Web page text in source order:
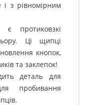
з рівномірним
є протиковзкі
Ці щипці
кнопок,
та заклепок!
деталь для
пробивання